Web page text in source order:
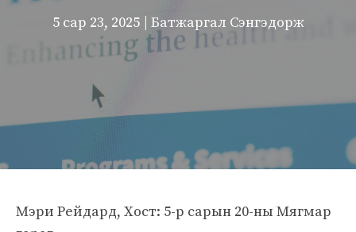
5 сар 23, 2025 | Батжаргал Сэнгэдорж
Мэри Рейдард, Хост: 5-р сарын 20-ны Мягмар